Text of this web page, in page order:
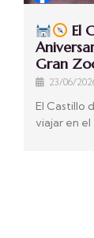
El
Gran
23/06/
El Castillo
viajar en el